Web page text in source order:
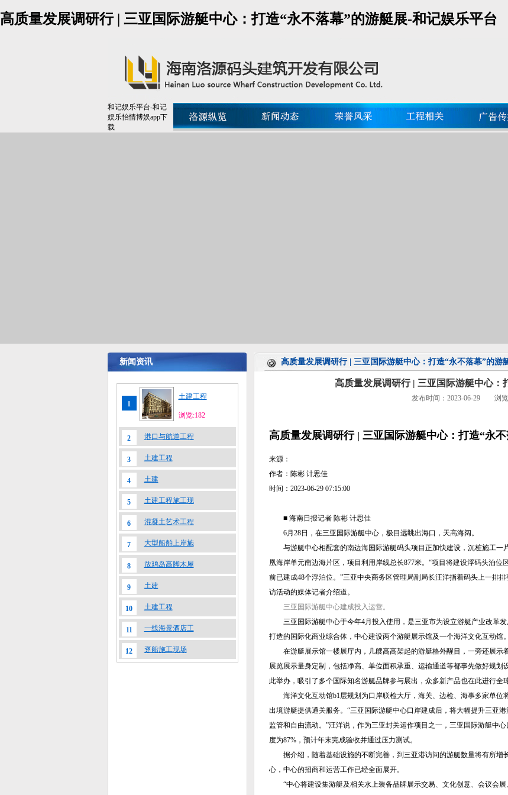
高质量发展调研行 | 三亚国际游艇中心：打造“永不落幕”的游艇展-和记娱乐平台
和记娱乐平台-和记
娱乐怡情博娱app下
载
新闻资讯 高质量发展调研行 | 三亚国际游艇中心：打造“永不落幕”的游
1
土建工程
浏览:182
2 港口与航道工程
3 土建工程
4 土建
5 土建工程施工现
6 混凝土艺术工程
7 大型船舶上岸施
8 放鸡岛高脚木屋
9 土建
10 土建工程
11 一线海景酒店工
12 趸船施工现场
高质量发展调研行 | 三亚国际游艇中心：
发布时间：2023-06-29 浏览
高质量发展调研行 | 三亚国际游艇中心：打造“永
来源：
作者：陈彬 计思佳
时间：2023-06-29 07:15:00
■ 海南日报记者 陈彬 计思佳
6月28日，在三亚国际游艇中心，极目远眺出海口，天高海阔。
与游艇中心相配套的南边海国际游艇码头项目正加快建设，沉桩施工一
凰海岸单元南边海片区，项目利用岸线总长877米。“项目将建设浮码头泊位
前已建成48个浮泊位。”三亚中央商务区管理局副局长汪洋指着码头上一排
访活动的媒体记者介绍道。
三亚国际游艇中心建成投入运营。
三亚国际游艇中心于今年4月投入使用，是三亚市为设立游艇产业改革发
打造的国际化商业综合体，中心建设两个游艇展示馆及一个海洋文化互动馆。
在游艇展示馆一楼展厅内，几艘高高架起的游艇格外醒目，一旁还展示
展览展示量身定制，包括净高、单位面积承重、运输通道等都事先做好规划
此举办，吸引了多个国际知名游艇品牌参与展出，众多新产品也在此进行全
海洋文化互动馆b1层规划为口岸联检大厅，海关、边检、海事多家单位
出境游艇提供通关服务。“三亚国际游艇中心口岸建成后，将大幅提升三亚
监管和自由流动。”汪洋说，作为三亚封关运作项目之一，三亚国际游艇中
度为87%，预计年末完成验收并通过压力测试。
据介绍，随着基础设施的不断完善，到三亚港访问的游艇数量将有所增
心，中心的招商和运营工作已经全面展开。
“中心将建设集游艇及相关水上装备品牌展示交易、文化创意、会议会展